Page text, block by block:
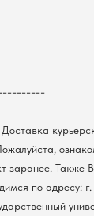
заранее. Также
по адресу: